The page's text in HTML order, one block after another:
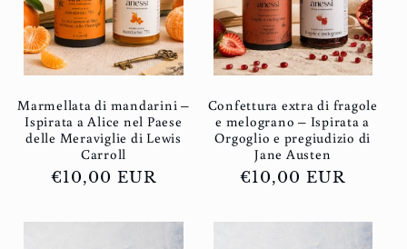
Marmellata di mandarini –
Ispirata a Alice nel Paese
delle Meraviglie di Lewis
Carroll
Normaler
€10,00 EUR
Confettura extra di fragole
e melograno – Ispirata a
Orgoglio e pregiudizio di
Jane Austen
Normaler
€10,00 EUR